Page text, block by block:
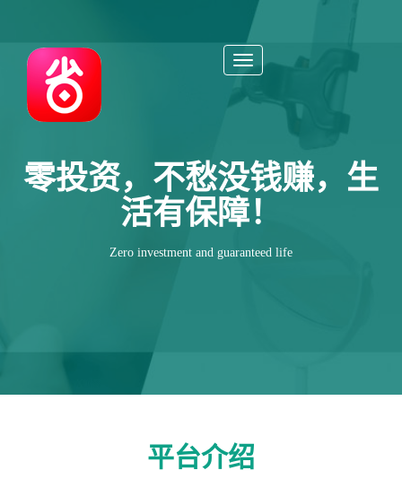
Toggle
零投资，不愁没钱赚，生
活有保障！
Zero investment and guaranteed life
平台介绍